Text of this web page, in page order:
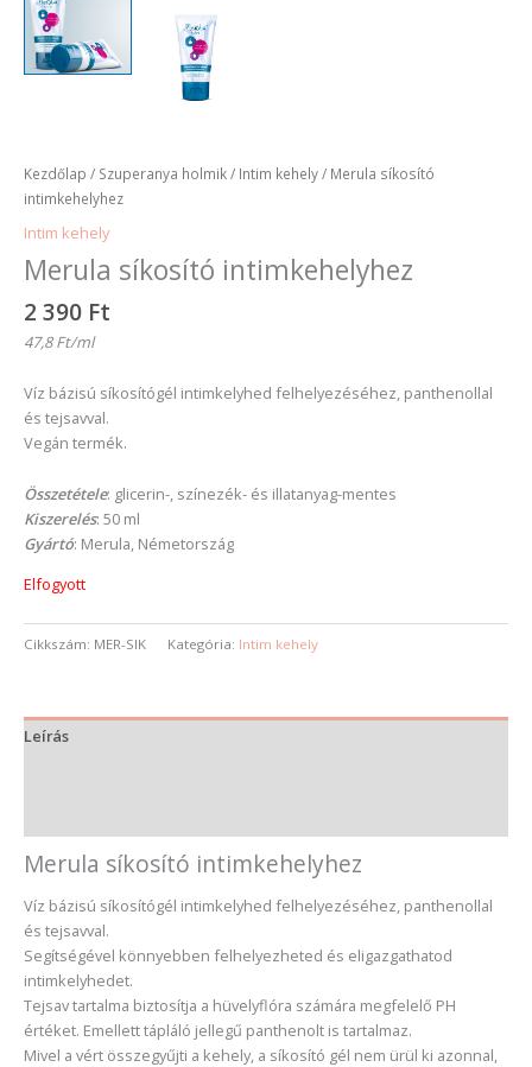
Kezdőlap / Szuperanya holmik/ Intim kehely/ Merula síkosító
intimkehelyhez
Intim kehely
Merula síkosító intimkehelyhez
2 390 Ft
47,8 Ft/ml
Víz bázisú síkosítógél intimkelyhed felhelyezéséhez, panthenollal
és tejsavval.
Vegán termék.
Összetétele: glicerin-, színezék- és illatanyag-mentes
Kiszerelés: 50 ml
Gyártó: Merula, Németország
Elfogyott
Cikkszám: MER-SIK Kategória: Intim kehely
Leírás
Merula síkosító intimkehelyhez
Víz bázisú síkosítógél intimkelyhed felhelyezéséhez, panthenollal
és tejsavval.
Segítségével könnyebben felhelyezheted és eligazgathatod
intimkelyhedet.
Tejsavtartalma biztosítja a hüvelyflóra számára megfelelő PH
értéket. Emellett tápláló jellegű panthenolt is tartalmaz.
Mivel a vért összegyűjti a kehely, a síkosító gél nem ürül ki azonnal,